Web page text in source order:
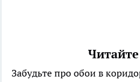
Забудьте про обои в